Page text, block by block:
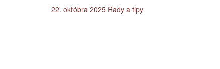
22. októbra 2025 Rady a tipy